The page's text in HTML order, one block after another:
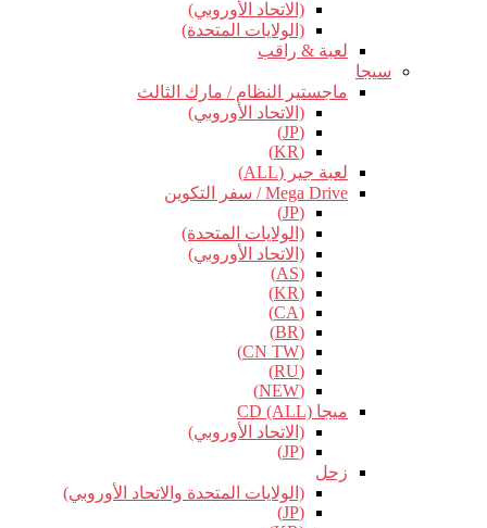
(الاتحاد الأوروبي)
(الولايات المتحدة)
لعبة & راقب
سيجا
ماجستير النظام / مارك الثالث
(الاتحاد الأوروبي)
(JP)
(KR)
لعبة جير (ALL)
Mega Drive / سفر التكوين
(JP)
(الولايات المتحدة)
(الاتحاد الأوروبي)
(AS)
(KR)
(CA)
(BR)
(CN TW)
(RU)
(NEW)
ميجا CD (ALL)
(الاتحاد الأوروبي)
(JP)
زحل
(الولايات المتحدة والاتحاد الأوروبي)
(JP)